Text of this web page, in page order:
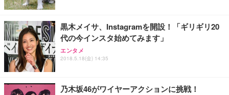
黒木メイサ、Instagramを開設！「ギリギリ20
代の今インスタ始めてみます」
エンタメ
2018.5.18(金) 14:35
乃木坂46がワイヤーアクションに挑戦！